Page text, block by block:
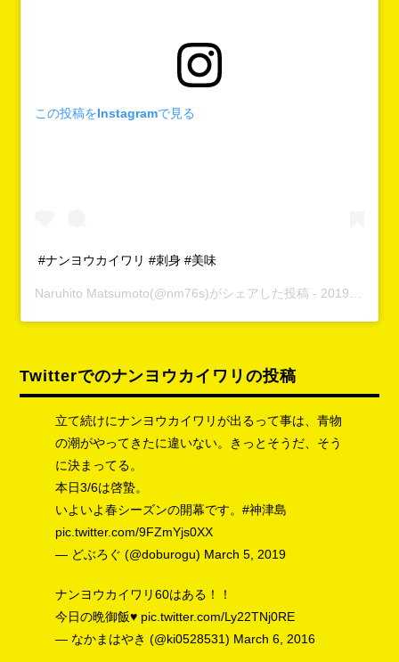
この投稿をInstagramで見る
#ナンヨウカイワリ #刺身 #美味
Naruhito Matsumoto(@nm76s)がシェアした投稿 - 2019年10月月26日午前6時11分PDT
Twitterでのナンヨウカイワリの投稿
立て続けにナンヨウカイワリが出るって事は、青物
の潮がやってきたに違いない。きっとそうだ、そう
に決まってる。
本日3/6は啓蟄。
いよいよ春シーズンの開幕です。#神津島
pic.twitter.com/9FZmYjs0XX
— どぶろぐ (@doburogu) March 5, 2019
ナンヨウカイワリ60はある！！
今日の晩御飯♥ pic.twitter.com/Ly22TNj0RE
— なかまはやき (@ki0528531) March 6, 2016